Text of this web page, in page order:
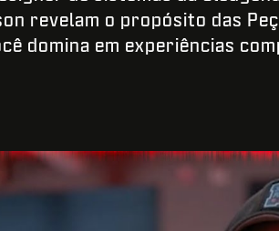
revelam o propósito das
domina em experiências